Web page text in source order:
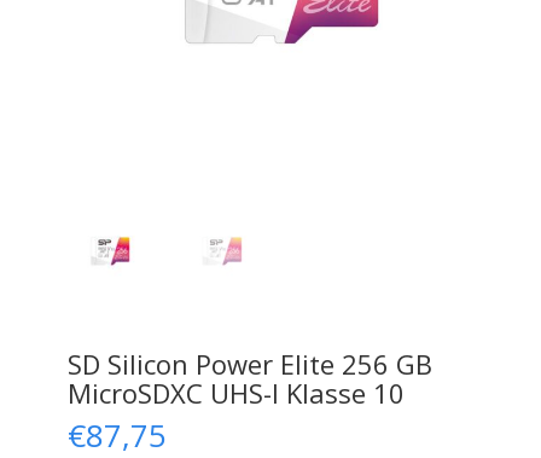
SD Silicon Power Elite 256 GB
MicroSDXC UHS-I Klasse 10
€87,75